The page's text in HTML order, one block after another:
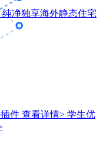
纯净独享海外静态住宅
件 查看详情> 学生优